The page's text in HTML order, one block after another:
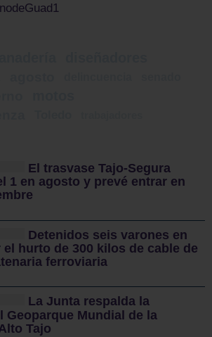
El trasvase Tajo-Segura
1 en agosto y prevé entrar en
Detenidos seis varones en
el hurto de 300 kilos de cable de
ferroviaria
La Junta respalda la
Geoparque Mundial de la
Tajo